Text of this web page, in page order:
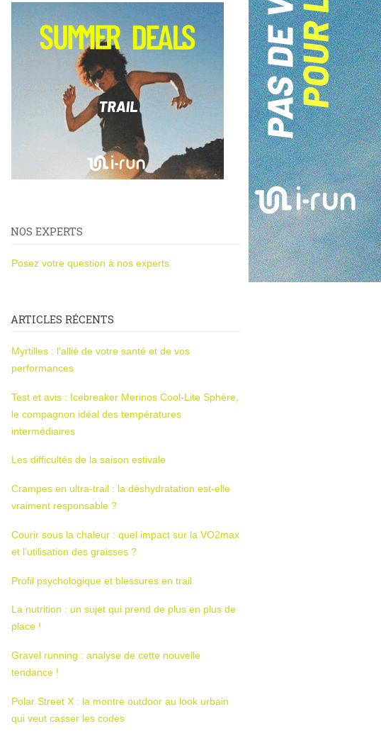
NOS EXPERTS
Posez votre question à nos experts
ARTICLES RÉCENTS
Myrtilles : l’allié de votre santé et de vos
performances
Test et avis : Icebreaker Merinos Cool-Lite Sphère,
le compagnon idéal des températures
intermédiaires
Les difficultés de la saison estivale
Crampes en ultra-trail : la déshydratation est-elle
vraiment responsable ?
Courir sous la chaleur : quel impact sur la VO2max
et l’utilisation des graisses ?
Profil psychologique et blessures en trail
La nutrition : un sujet qui prend de plus en plus de
place !
Gravel running : analyse de cette nouvelle
tendance !
Polar Street X : la montre outdoor au look urbain
qui veut casser les codes